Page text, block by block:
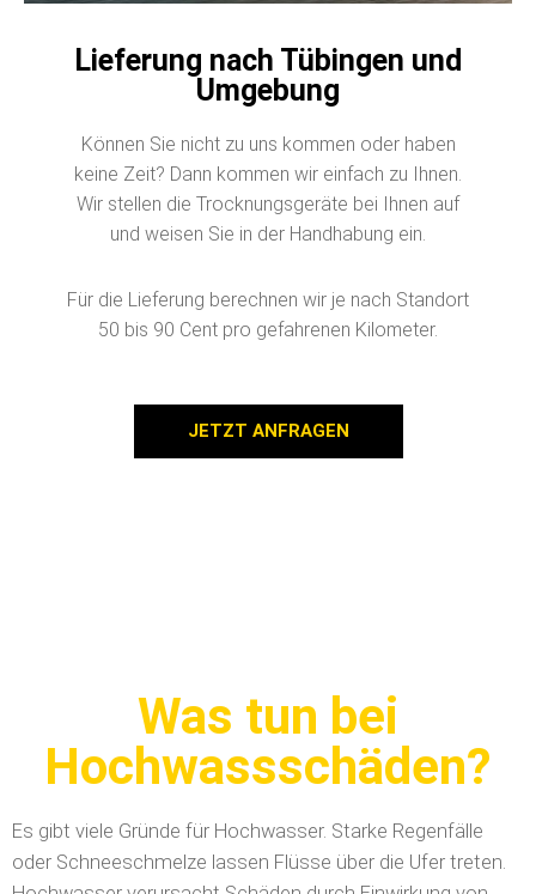
Lieferung nach Tübingen und
Umgebung
Können Sie nicht zu uns kommen oder haben
keine Zeit? Dann kommen wir einfach zu Ihnen.
Wir stellen die Trocknungsgeräte bei Ihnen auf
und weisen Sie in der Handhabung ein.
Für die Lieferung berechnen wir je nach Standort
50 bis 90 Cent pro gefahrenen Kilometer.
JETZT ANFRAGEN
Was tun bei
Hochwassschäden?
Es gibt viele Gründe für Hochwasser. Starke Regenfälle
oder Schneeschmelze lassen Flüsse über die Ufer treten.